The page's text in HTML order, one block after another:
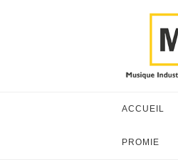
ACCUEIL
PROMIE